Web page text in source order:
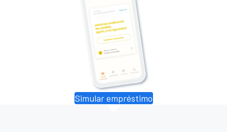
Simular empréstimo